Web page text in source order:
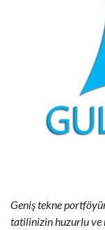
Geniş tekne
tatilinizin huzurlu ve